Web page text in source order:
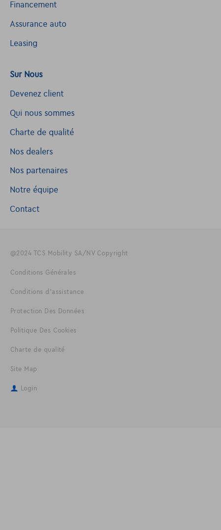
Financement
Assurance auto
Leasing
Sur Nous
Devenez client
Qui nous sommes
Charte de qualité
Nos dealers
Nos partenaires
Notre équipe
Contact
@2024 TCS Mobility SA/NV Copyright
Conditions Générales
Conditions d'assistance
Protection Des Données
Politique Des Cookies
Charte de qualité
Site Map
Login